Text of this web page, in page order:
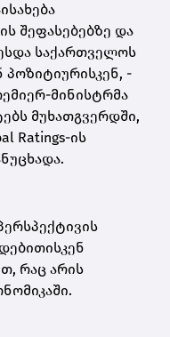
შეფასებებზე და
საქართველოს
-
მინისტრმა
მუხათგვერდში,
Ratings-ის
რაც არის